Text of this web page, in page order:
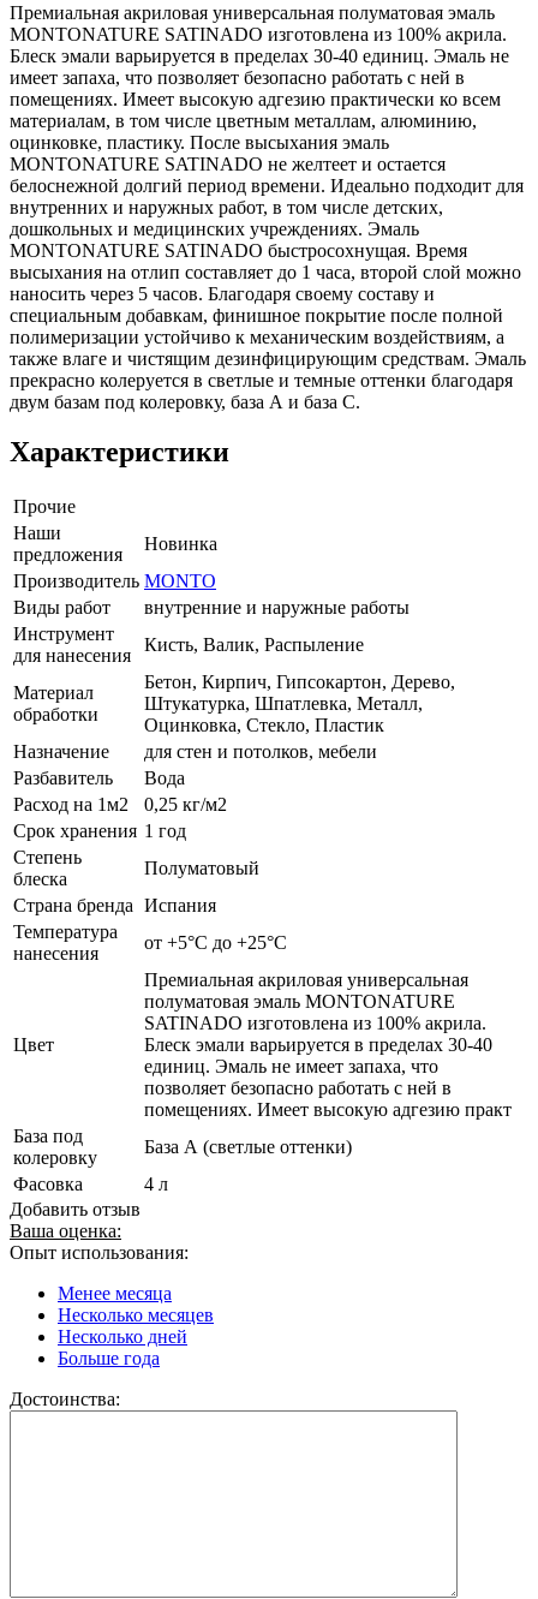
Премиальная акриловая универсальная полуматовая эмаль
MONTONATURE SATINADO изготовлена из 100% акрила.
Блеск эмали варьируется в пределах 30-40 единиц. Эмаль не
имеет запаха, что позволяет безопасно работать с ней в
помещениях. Имеет высокую адгезию практически ко всем
материалам, в том числе цветным металлам, алюминию,
оцинковке, пластику. После высыхания эмаль
MONTONATURE SATINADO не желтеет и остается
белоснежной долгий период времени. Идеально подходит для
внутренних и наружных работ, в том числе детских,
дошкольных и медицинских учреждениях. Эмаль
MONTONATURE SATINADO быстросохнущая. Время
высыхания на отлип составляет до 1 часа, второй слой можно
наносить через 5 часов. Благодаря своему составу и
специальным добавкам, финишное покрытие после полной
полимеризации устойчиво к механическим воздействиям, а
также влаге и чистящим дезинфицирующим средствам. Эмаль
прекрасно колеруется в светлые и темные оттенки благодаря
двум базам под колеровку, база А и база С.
Характеристики
Прочие
Наши
предложения
Новинка
Производитель MONTO
Виды работ
внутренние и наружные работы
Инструмент
для нанесения
Кисть, Валик, Распыление
Материал
обработки
Бетон, Кирпич, Гипсокартон, Дерево,
Штукатурка, Шпатлевка, Металл,
Оцинковка, Стекло, Пластик
Назначение
для стен и потолков, мебели
Разбавитель
Вода
Расход на 1м2
0,25 кг/м2
Срок хранения 1 год
Степень
блеска
Полуматовый
Страна бренда Испания
Температура
нанесения
от +5°С до +25°С
Цвет
Премиальная акриловая универсальная
полуматовая эмаль MONTONATURE
SATINADO изготовлена из 100% акрила.
Блеск эмали варьируется в пределах 30-40
единиц. Эмаль не имеет запаха, что
позволяет безопасно работать с ней в
помещениях. Имеет высокую адгезию практ
База под
колеровку
База А (светлые оттенки)
Фасовка
4 л
Добавить отзыв
Ваша оценка:
Опыт использования:
Менее месяца
Несколько месяцев
Несколько дней
Больше года
Достоинства: